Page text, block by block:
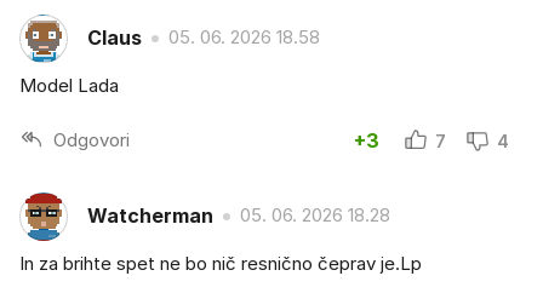
Claus 05. 06. 2026 18.58
Model Lada
Odgovori +3 7 4
Watcherman 05. 06. 2026 18.28
In za brihte spet ne bo nič resnično čeprav je.Lp